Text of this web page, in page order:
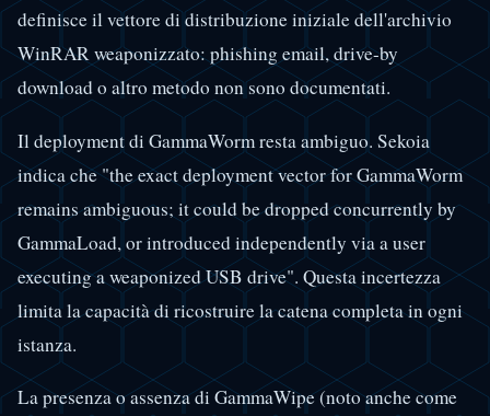
definisce il vettore di distribuzione iniziale dell'archivio
WinRAR weaponizzato: phishing email, drive-by
download o altro metodo non sono documentati.
Il deployment di GammaWorm resta ambiguo. Sekoia
indica che "the exact deployment vector for GammaWorm
remains ambiguous; it could be dropped concurrently by
GammaLoad, or introduced independently via a user
executing a weaponized USB drive". Questa incertezza
limita la capacità di ricostruire la catena completa in ogni
istanza.
La presenza o assenza di GammaWipe (noto anche come